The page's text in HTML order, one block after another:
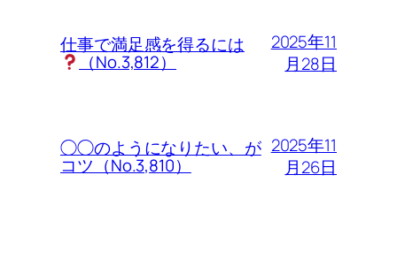
仕事で満足感を得るには
（No.3,812）
2025年11
月28日
◯◯のようになりたい、が
コツ（No.3,810）
2025年11
月26日